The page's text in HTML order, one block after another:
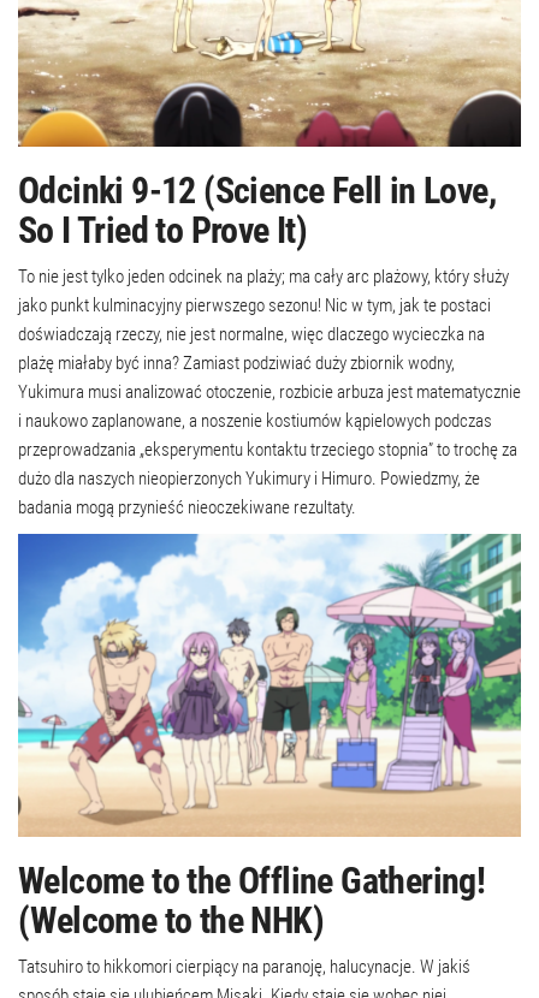
Odcinki 9-12 (Science Fell in Love,
So I Tried to Prove It)
To nie jest tylko jeden odcinek na plaży; ma cały arc plażowy, który służy
jako punkt kulminacyjny pierwszego sezonu! Nic w tym, jak te postaci
doświadczają rzeczy, nie jest normalne, więc dlaczego wycieczka na
plażę miałaby być inna? Zamiast podziwiać duży zbiornik wodny,
Yukimura musi analizować otoczenie, rozbicie arbuza jest matematycznie
i naukowo zaplanowane, a noszenie kostiumów kąpielowych podczas
przeprowadzania „eksperymentu kontaktu trzeciego stopnia” to trochę za
dużo dla naszych nieopierzonych Yukimury i Himuro. Powiedzmy, że
badania mogą przynieść nieoczekiwane rezultaty.
Welcome to the Offline Gathering!
(Welcome to the NHK)
Tatsuhiro to hikkomori cierpiący na paranoję, halucynacje. W jakiś